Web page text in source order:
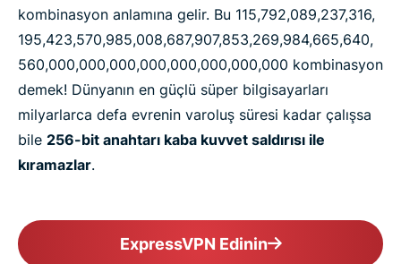
kombinasyon anlamına gelir. Bu 115,​792,​089,​237,​316,​
195,​423,​570,​985,​008,​687,​907,​853,​269,​984,​665,​640,​
560,​000,​000,​000,​000,​000,​000,​000,​000 kombinasyon
demek! Dünyanın en güçlü süper bilgisayarları
milyarlarca defa evrenin varoluş süresi kadar çalışsa
bile 256-bit anahtarı kaba kuvvet saldırısı ile
kıramazlar.
ExpressVPN Edinin